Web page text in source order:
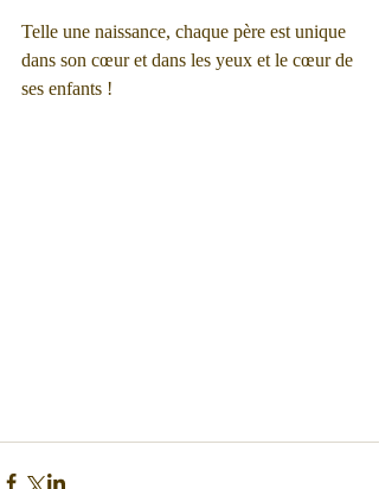
Telle une naissance, chaque père est unique
dans son cœur et dans les yeux et le cœur de
ses enfants !